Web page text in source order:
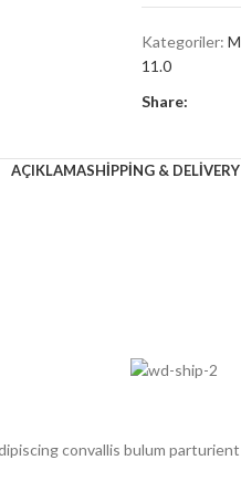
Kategoriler:
11.0
Share:
AÇIKLAMASHIPPING & DELIVERY
convallis bulum